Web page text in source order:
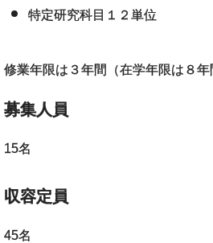
特定研究科目１２単位
修業年限は３年間（在学年限は８年
募集人員
15名
収容定員
45名